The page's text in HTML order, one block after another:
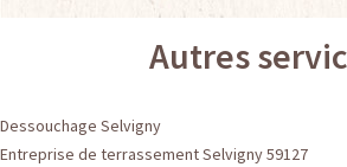
Autres
Dessouchage Selvigny
Entreprise de terrassement Selvigny 59127